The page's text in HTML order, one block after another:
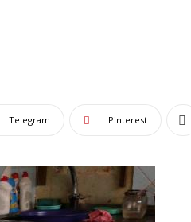
Telegram Pinterest